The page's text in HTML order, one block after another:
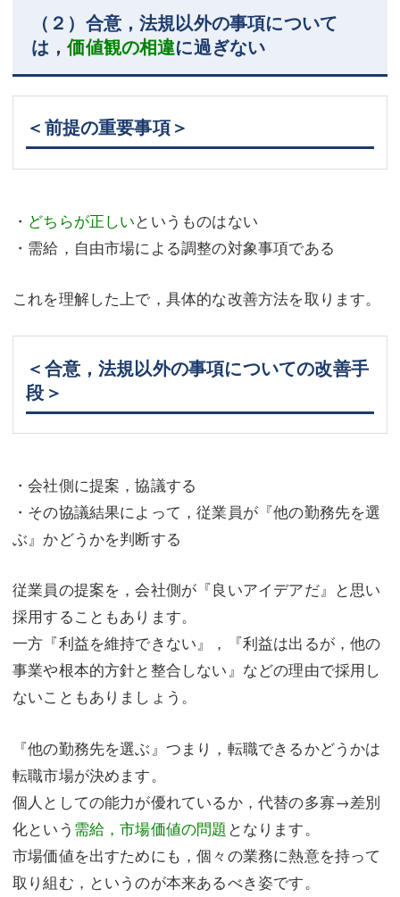
（２）合意，法規以外の事項について
は，価値観の相違に過ぎない
＜前提の重要事項＞
・ どちらが正しいというものはない
・需給，自由市場による調整の対象事項である
これを理解した上で，具体的な改善方法を取ります。
＜合意，法規以外の事項についての改善手
段＞
・会社側に提案，協議する
・その協議結果によって，従業員が『他の勤務先を選
ぶ』かどうかを判断する
従業員の提案を，会社側が『良いアイデアだ』と思い
採用することもあります。
一方『利益を維持できない』，『利益は出るが，他の
事業や根本的方針と整合しない』などの理由で採用し
ないこともありましょう。
『他の勤務先を選ぶ』つまり，転職できるかどうかは
転職市場が決めます。
個人としての能力が優れているか，代替の多寡→差別
化という 需給，市場価値の問題 となります。
市場価値を出すためにも，個々の業務に熱意を持って
取り組む，というのが本来あるべき姿です。